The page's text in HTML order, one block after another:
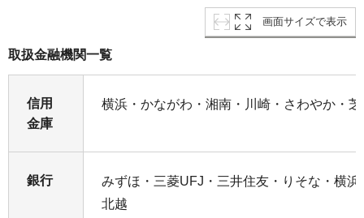
画面サイズで表示
取扱金融機関一覧
信用
金庫
横浜・かながわ・湘南・川崎・さわやか・
銀行
みずほ・三菱UFJ・三井住友・りそな・横
北越